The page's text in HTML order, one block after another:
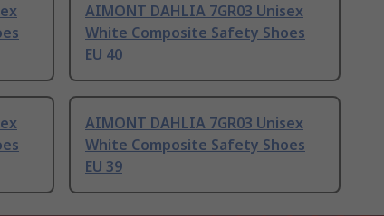
AIMONT DAHLIA 7GR03 Unisex
White Composite Safety Shoes
EU 40
AIMONT DAHLIA 7GR03 Unisex
White Composite Safety Shoes
EU 39